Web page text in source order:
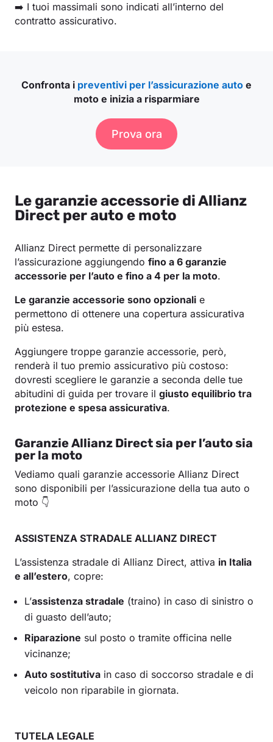
➡️ I tuoi massimali sono indicati all’interno del
contratto assicurativo.
Confronta i preventivi per l’assicurazione auto e
moto e inizia a risparmiare
Prova ora
Le garanzie accessorie di Allianz
Direct per auto e moto
Allianz Direct permette di personalizzare
l’assicurazione aggiungendo fino a 6 garanzie
accessorie per l’auto e fino a 4 per la moto.
Le garanzie accessorie sono opzionali e
permettono di ottenere una copertura assicurativa
più estesa.
Aggiungere troppe garanzie accessorie, però,
renderà il tuo premio assicurativo più costoso:
dovresti scegliere le garanzie a seconda delle tue
abitudini di guida per trovare il giusto equilibrio tra
protezione e spesa assicurativa.
Garanzie Allianz Direct sia per l’auto sia
per la moto
Vediamo quali garanzie accessorie Allianz Direct
sono disponibili per l’assicurazione della tua auto o
moto 👇
ASSISTENZA STRADALE ALLIANZ DIRECT
L’assistenza stradale di Allianz Direct, attiva in Italia
e all’estero, copre:
L’assistenza stradale (traino) in caso di sinistro o
di guasto dell’auto;
Riparazione sul posto o tramite officina nelle
vicinanze;
Auto sostitutiva in caso di soccorso stradale e di
veicolo non riparabile in giornata.
TUTELA LEGALE